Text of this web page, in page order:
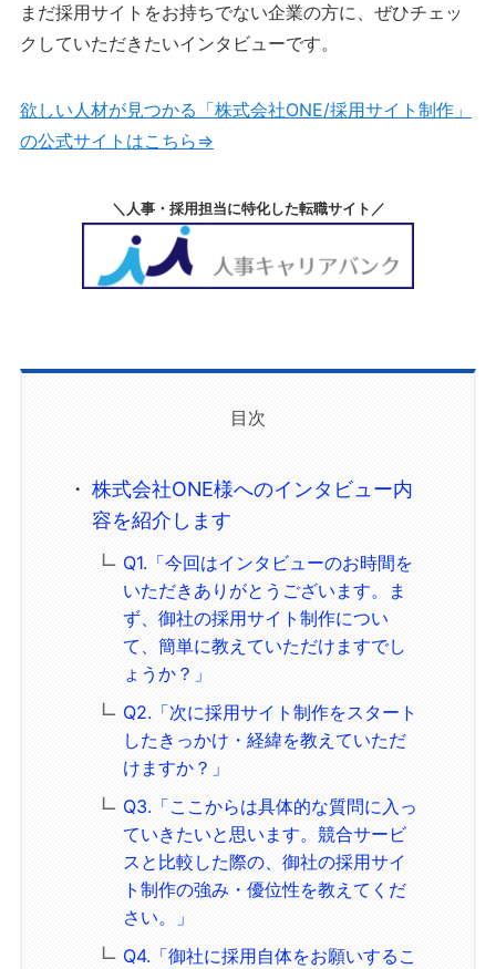
まだ採用サイトをお持ちでない企業の方に、ぜひチェッ
クしていただきたいインタビューです。
欲しい人材が見つかる「株式会社ONE/採用サイト制作」
の公式サイトはこちら⇒
＼人事・採用担当に特化した転職サイト／
目次
株式会社ONE様へのインタビュー内
容を紹介します
Q1.「今回はインタビューのお時間を
いただきありがとうございます。ま
ず、御社の採用サイト制作につい
て、簡単に教えていただけますでし
ょうか？」
Q2.「次に採用サイト制作をスタート
したきっかけ・経緯を教えていただ
けますか？」
Q3.「ここからは具体的な質問に入っ
ていきたいと思います。競合サービ
スと比較した際の、御社の採用サイ
ト制作の強み・優位性を教えてくだ
さい。」
Q4.「御社に採用自体をお願いするこ